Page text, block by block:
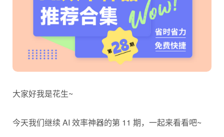
大家好我是花生~
今天我们继续 AI 效率神器的第 11 期，一起来看看吧~